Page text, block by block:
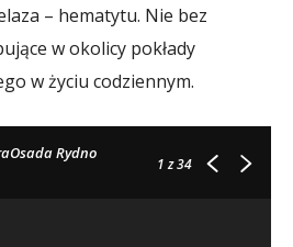
– hematytu. Nie bez
w okolicy pokłady
w życiu codziennym.
Rydno
1z 34